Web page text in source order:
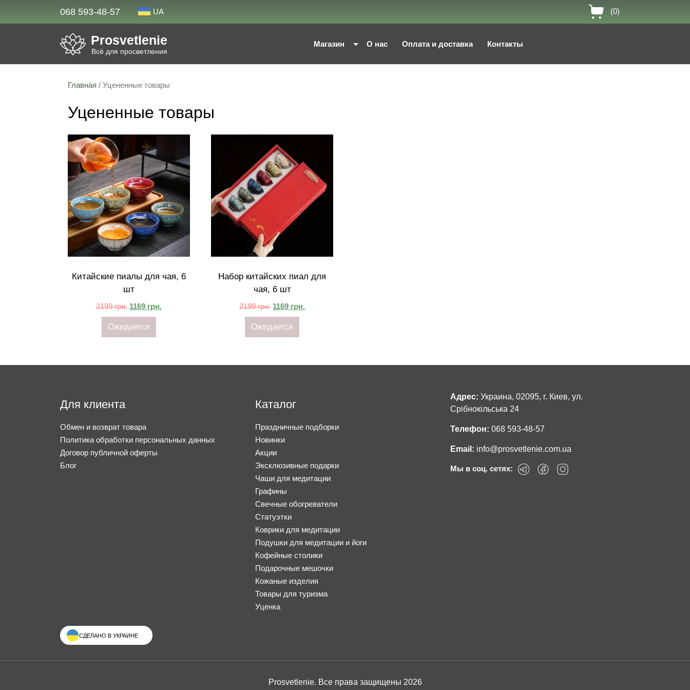
068 593-48-57 UA (0)
Prosvetlenie
Всё для просветления
Магазин О нас Оплата и доставка Контакты
Главная / Уцененные товары
Уцененные товары
Китайские пиалы для чая, 6
шт
2199грн. 1169 грн.
Ожидается
Набор китайских пиал для
чая, 6 шт
2199грн. 1169 грн.
Ожидается
Для клиента
Обмен и возврат товара
Политика обработки персональных данных
Договор публичной оферты
Блог
Каталог
Праздничные подборки
Новинки
Акции
Эксклюзивные подарки
Чаши для медитации
Графины
Свечные обогреватели
Статуэтки
Коврики для медитации
Подушки для медитации и йоги
Кофейные столики
Подарочные мешочки
Кожаные изделия
Товары для туризма
Уценка
Адрес: Украина, 02095, г. Киев, ул.
Срібнокільська 24
Телефон: 068 593-48-57
Email: info@prosvetlenie.com.ua
Мы в соц. сетях:
СДЕЛАНО В УКРАИНЕ
Prosvetlenie. Все права защищены 2026